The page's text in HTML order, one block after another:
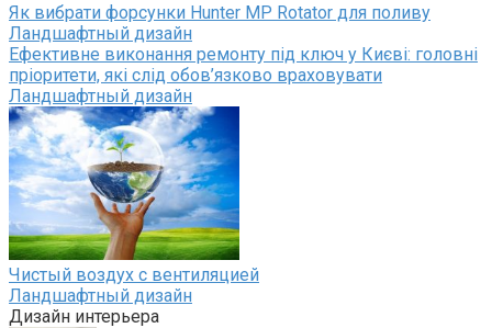
Як вибрати форсунки Hunter MP Rotator для поливу
Ландшафтный дизайн
Ефективне виконання ремонту під ключ у Києві: головні
пріоритети, які слід обов’язково враховувати
Ландшафтный дизайн
Чистый воздух с вентиляцией
Ландшафтный дизайн
Дизайн интерьера